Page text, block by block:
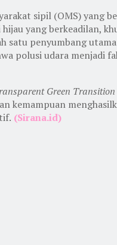
sipil (OMS) yang
yang berkeadilan,
satu penyumbang
polusi udara
Green
kemampuan
(Sirana.id)